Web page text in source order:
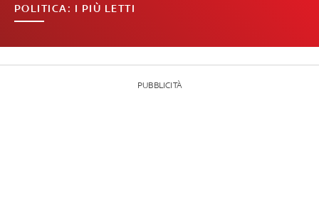
POLITICA: I PIÙ LETTI
PUBBLICITÀ